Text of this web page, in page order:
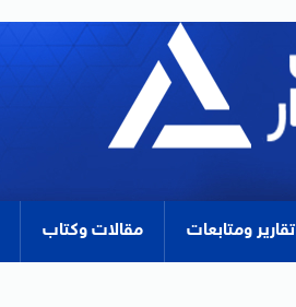
تقارير ومتابعات مقالات وكتاب